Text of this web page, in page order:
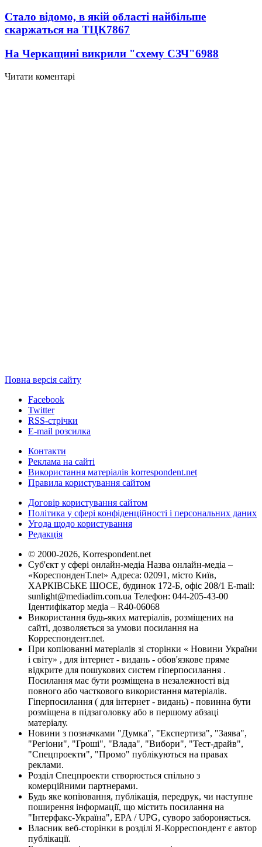
Стало відомо, в якій області найбільше
скаржаться на ТЦК7867
На Черкащині викрили "схему СЗЧ"6988
Читати коментарі
Повна версія сайту
Facebook
Twitter
RSS-стрічки
E-mail розсилка
Контакти
Реклама на сайті
Використання матеріалів korrespondent.net
Правила користування сайтом
Договір користування сайтом
Політика у сфері конфіденційності і персональних даних
Угода щодо користування
Редакція
© 2000-2026, Korrespondent.net
Суб'єкт у сфері онлайн-медіа Назва онлайн-медіа –
«КореспонденТ.net» Адреса: 02091, місто Київ,
ХАРКІВСЬКЕ ШОСЕ, будинок 172-Б, офіс 208/1 E-mail:
sunlight@mediadim.com.ua Телефон: 044-205-43-00
Ідентифікатор медіа – R40-06068
Використання будь-яких матеріалів, розміщених на
сайті, дозволяється за умови посилання на
Корреспондент.net.
При копіюванні матеріалів зі сторінки « Новини України
і світу» , для інтернет - видань - обов'язкове пряме
відкрите для пошукових систем гіперпосилання .
Посилання має бути розміщена в незалежності від
повного або часткового використання матеріалів.
Гіперпосилання ( для інтернет - видань) - повинна бути
розміщена в підзаголовку або в першому абзаці
матеріалу.
Новини з позначками "Думка", "Експертиза", "Заява",
"Регіони", "Гроші", "Влада", "Вибори", "Тест-драйв",
"Спецпроекти", "Промо" публікуються на правах
реклами.
Розділ Спецпроекти створюється спільно з
комерційними партнерами.
Будь яке копіювання, публікація, передрук, чи наступне
поширення інформації, що містить посилання на
"Інтерфакс-Україна", EPA / UPG, суворо забороняється.
Власник веб-сторінки в розділі Я-Корреспондент є автор
публікації.